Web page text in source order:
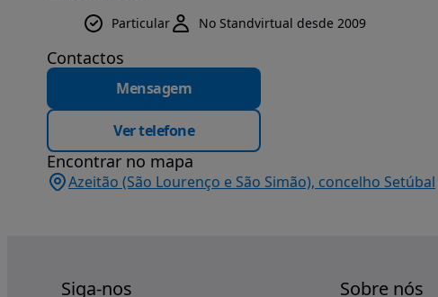
Particular No Standvirtual desde 2009
Contactos
Mensagem
Ver telefone
Encontrar no mapa
Azeitão (São Lourenço e São Simão), concelho Setúbal
Siga-nos Sobre nós